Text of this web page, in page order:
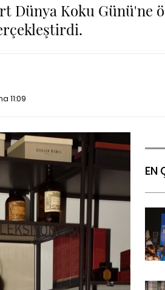
Dünya Koku Günü'ne
11:09
EN